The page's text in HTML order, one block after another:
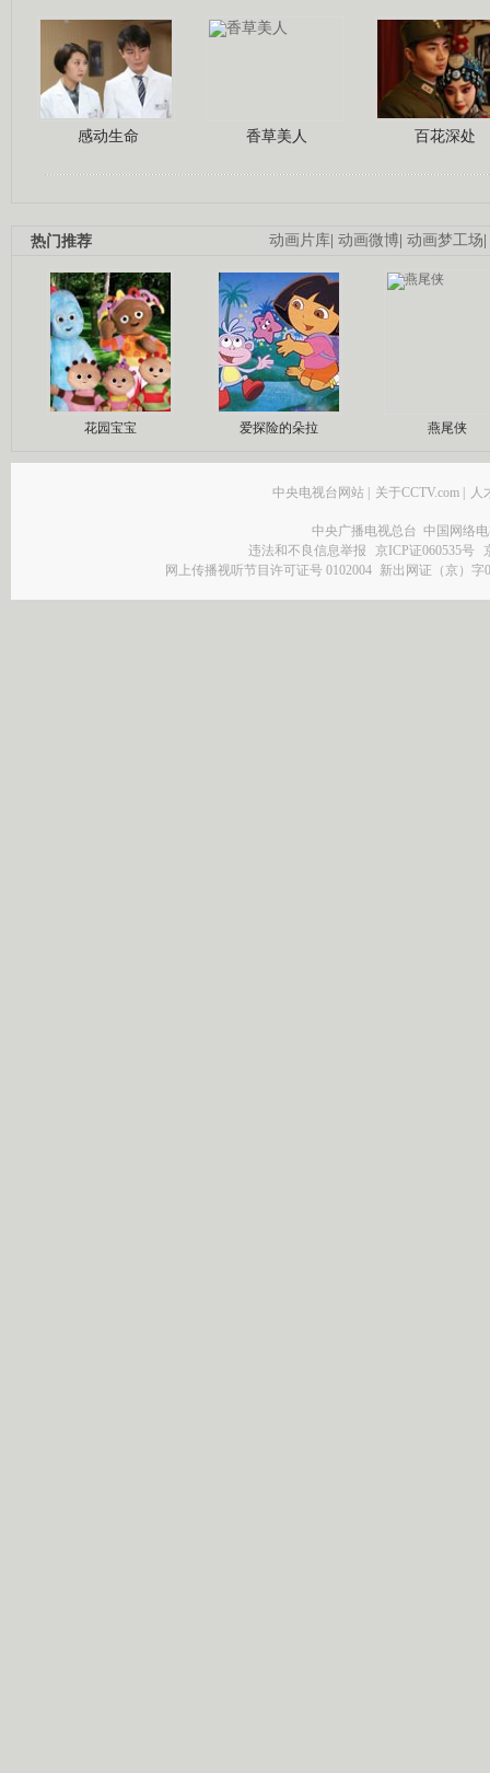
感动生命 香草美人 百花深处
动画片库| 动画微博| 动画梦工场|
热门推荐
花园宝宝 爱探险的朵拉 燕尾侠
中央电视台网站 | 关于CCTV.com | 人
中央广播电视总台 中国网络
违法和不良信息举报
京ICP证060535号
网上传播视听节目许可证号 0102004 新出网证（京）